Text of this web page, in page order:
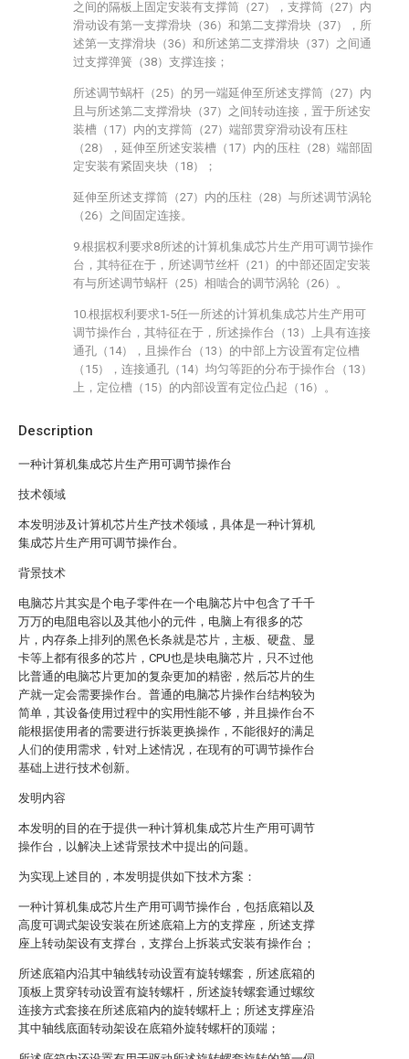
Description
一种计算机集成芯片生产用可调节操作台
技术领域
本发明涉及计算机芯片生产技术领域，具体是一种计算机
集成芯片生产用可调节操作台。
背景技术
电脑芯片其实是个电子零件在一个电脑芯片中包含了千千
万万的电阻电容以及其他小的元件，电脑上有很多的芯
片，内存条上排列的黑色长条就是芯片，主板、硬盘、显
卡等上都有很多的芯片，CPU也是块电脑芯片，只不过他
比普通的电脑芯片更加的复杂更加的精密，然后芯片的生
产就一定会需要操作台。普通的电脑芯片操作台结构较为
简单，其设备使用过程中的实用性能不够，并且操作台不
能根据使用者的需要进行拆装更换操作，不能很好的满足
人们的使用需求，针对上述情况，在现有的可调节操作台
基础上进行技术创新。
发明内容
本发明的目的在于提供一种计算机集成芯片生产用可调节
操作台，以解决上述背景技术中提出的问题。
为实现上述目的，本发明提供如下技术方案：
一种计算机集成芯片生产用可调节操作台，包括底箱以及
高度可调式架设安装在所述底箱上方的支撑座，所述支撑
座上转动架设有支撑台，支撑台上拆装式安装有操作台；
所述底箱内沿其中轴线转动设置有旋转螺套，所述底箱的
顶板上贯穿转动设置有旋转螺杆，所述旋转螺套通过螺纹
连接方式套接在所述底箱内的旋转螺杆上；所述支撑座沿
其中轴线底面转动架设在底箱外旋转螺杆的顶端；
之间的隔板上固定安装有支撑筒（27），支撑筒（27）内
滑动设有第一支撑滑块（36）和第二支撑滑块（37），所
述第一支撑滑块（36）和所述第二支撑滑块（37）之间通
过支撑弹簧（38）支撑连接；
所述调节蜗杆（25）的另一端延伸至所述支撑筒（27）内
且与所述第二支撑滑块（37）之间转动连接，置于所述安
装槽（17）内的支撑筒（27）端部贯穿滑动设有压柱
（28），延伸至所述安装槽（17）内的压柱（28）端部固
定安装有紧固夹块（18）；
延伸至所述支撑筒（27）内的压柱（28）与所述调节涡轮
（26）之间固定连接。
9.根据权利要求8所述的计算机集成芯片生产用可调节操作
台，其特征在于，所述调节丝杆（21）的中部还固定安装
有与所述调节蜗杆（25）相啮合的调节涡轮（26）。
10.根据权利要求1-5任一所述的计算机集成芯片生产用可
调节操作台，其特征在于，所述操作台（13）上具有连接
通孔（14），且操作台（13）的中部上方设置有定位槽
（15），连接通孔（14）均匀等距的分布于操作台（13）
上，定位槽（15）的内部设置有定位凸起（16）。